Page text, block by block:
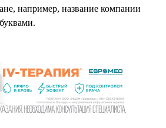
например, название компании